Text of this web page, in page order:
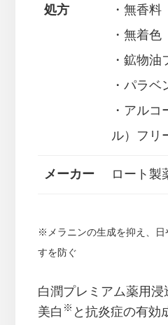
処方
・無香料
・無着色
・鉱物油
・パラベ
・アルコ
ル）フリ
メーカー ロート製
※メラニンの生成を抑え、日
すを防ぐ
白潤プレミアム薬用浸
美白 ※ と抗炎症の有効